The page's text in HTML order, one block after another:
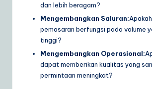
dan lebih beragam?
Mengembangkan Saluran:
pemasaran berfungsi pada volume
tinggi?
Mengembangkan Operasional:
dapat memberikan kualitas yang
permintaan meningkat?